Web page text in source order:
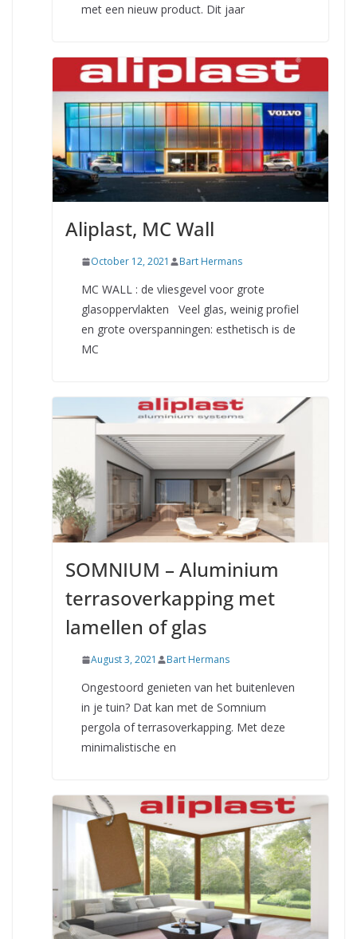
met een nieuw product. Dit jaar
Aliplast, MC Wall
October 12, 2021 Bart Hermans
MC WALL : de vliesgevel voor grote
glasoppervlakten Veel glas, weinig profiel
en grote overspanningen: esthetisch is de
MC
SOMNIUM – Aluminium
terrasoverkapping met
lamellen of glas
August 3, 2021 Bart Hermans
Ongestoord genieten van het buitenleven
in je tuin? Dat kan met de Somnium
pergola of terrasoverkapping. Met deze
minimalistische en